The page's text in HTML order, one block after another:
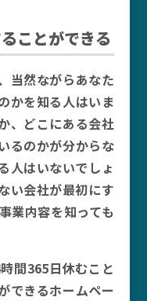
ことができる
当然ながらあなた
かを知る人はいま
、どこにある会社
るのかが分からな
人はいないでしょ
い会社が最初にす
業内容を知っても
間365日休むこと
できるホームペー